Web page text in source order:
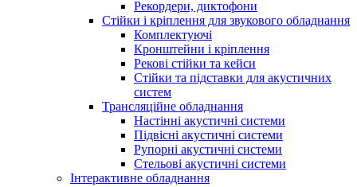
Рекордери, диктофони
Стійки і кріплення для звукового обладнання
Комплектуючі
Кронштейни і кріплення
Рекові стійки та кейси
Стійки та підставки для акустичних
систем
Трансляційне обладнання
Настінні акустичні системи
Підвісні акустичні системи
Рупорні акустичні системи
Стельові акустичні системи
Інтерактивне обладнання